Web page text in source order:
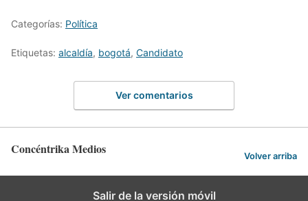
Categorías: Política
Etiquetas: alcaldía, bogotá, Candidato
Ver comentarios
Concéntrika Medios Volver arriba
Salir de la versión móvil